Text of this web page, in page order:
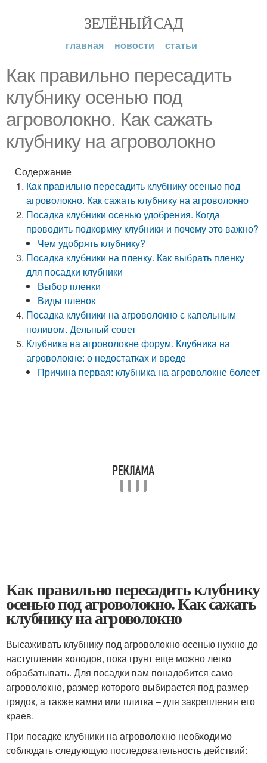
ЗЕЛЁНЫЙ САД
главная новости статьи
Как правильно пересадить
клубнику осенью под
агроволокно. Как сажать
клубнику на агроволокно
Содержание
Как правильно пересадить клубнику осенью под
агроволокно. Как сажать клубнику на агроволокно
Посадка клубники осенью удобрения. Когда
проводить подкормку клубники и почему это важно?
Чем удобрять клубнику?
Посадка клубники на пленку. Как выбрать пленку
для посадки клубники
Выбор пленки
Виды пленок
Посадка клубники на агроволокно с капельным
поливом. Дельный совет
Клубника на агроволокне форум. Клубника на
агроволокне: о недостатках и вреде
Причина первая: клубника на агроволокне болеет
Как правильно пересадить клубнику
осенью под агроволокно. Как сажать
клубнику на агроволокно
Высаживать клубнику под агроволокно осенью нужно до
наступления холодов, пока грунт еще можно легко
обрабатывать. Для посадки вам понадобится само
агроволокно, размер которого выбирается под размер
грядок, а также камни или плитка – для закрепления его
краев.
При посадке клубники на агроволокно необходимо
соблюдать следующую последовательность действий: